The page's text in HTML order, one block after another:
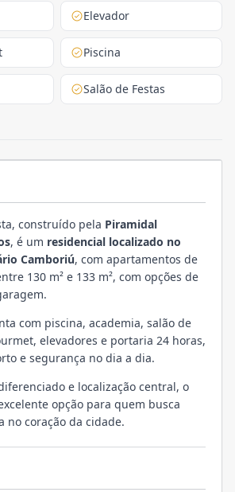
Elevador
Piscina
Salão de Festas
construído pela Piramidal
, é um residencial localizado no
Camboriú, com apartamentos de
130 m² e 133 m², com opções de
com piscina, academia, salão de
elevadores e portaria 24 horas,
e segurança no dia a dia.
e localização central, o
opção para quem busca
no coração da cidade.